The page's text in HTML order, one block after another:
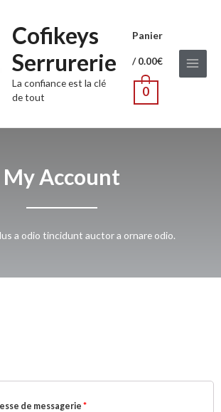
Cofikeys
Serrurerie
La confiance est la clé
de tout
Panier
/0.00€
0
My Account
a odio tincidunt auctor a ornare odio.
de messagerie *